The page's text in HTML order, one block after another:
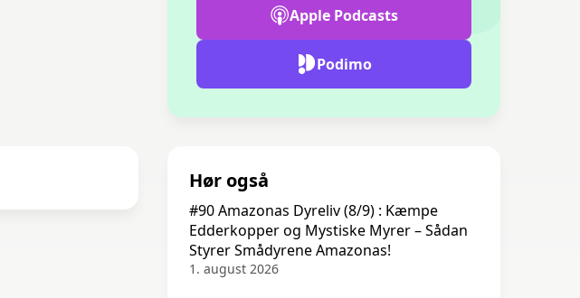
Apple Podcasts
Podimo
Hør også
#90 Amazonas Dyreliv (8/9) : Kæmpe
Edderkopper og Mystiske Myrer – Sådan
Styrer Smådyrene Amazonas!
1. august 2026